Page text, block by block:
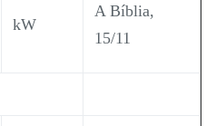
kW
A Bíblia,
15/11